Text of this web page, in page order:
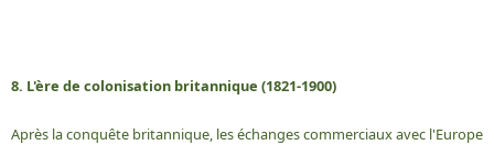
8. L'ère de colonisation britannique (1821-1900)
Après la conquête britannique, les échanges commerciaux avec l'Europe